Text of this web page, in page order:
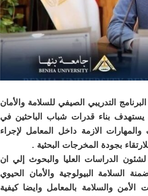
التدريبي الصيفي للسلامة والأمان
يستهدف بناء قدرات شباب الباحثين في
والمهارات الازمة داخل المعامل لإجراء
بجودة المخرجات البحثية .
الدراسات العليا والبحوث إلي ان
البيولوجية والأمان الحيوي
الأمن والسلامة بالمعامل وايضا كيفية